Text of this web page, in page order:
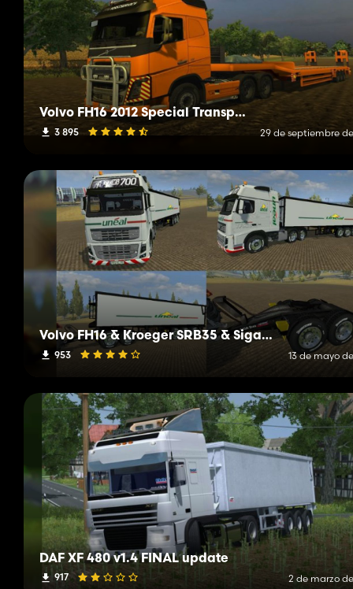
Volvo FH16 2012 Special Transport
3 895 29 de septiembre
Volvo FH16 & Kroeger SRB35 & SigaDUO uneal
953 13 de mayo
DAF XF 480 v1.4 FINAL update
917 2 de marzo